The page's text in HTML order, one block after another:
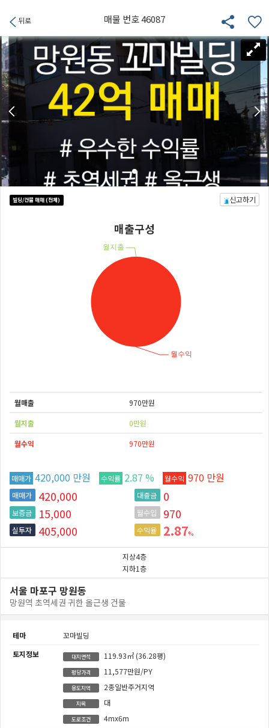
매물 번호 46087
뒤로
신고하기
빌딩/건물 매매 (전체)
매출구성
월매출
970만원
월지출
0만원
월수익
970만원
매매가 420,000 만원 수익률 2.87 % 월수익 970 만원
매매가 420,000
보증금 15,000
실투자 405,000
대출금 0
월수입 970
수익율 2.87%
지상4층
지하1층
서울 마포구 망원동
망원역 초역세권 귀한 올근생 건물
테마
꼬마빌딩
토지정보
대지면적 119.93㎡ (36.28평)
평당가격 11,577만원/PY
용도지역 2종일반주거지역
지목 대
도로조건
4mx6m